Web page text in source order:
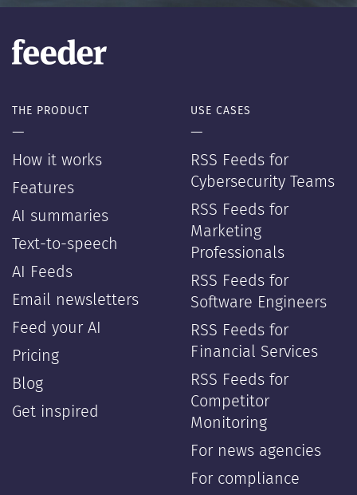
THE PRODUCT
—
How it works
Features
AI summaries
Text-to-speech
AI Feeds
Email newsletters
Feed your AI
Pricing
Blog
Get inspired
USE CASES
—
RSS Feeds for
Cybersecurity Teams
RSS Feeds for
Marketing
Professionals
RSS Feeds for
Software Engineers
RSS Feeds for
Financial Services
RSS Feeds for
Competitor
Monitoring
For news agencies
For compliance